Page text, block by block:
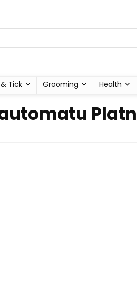
Tick Grooming Health